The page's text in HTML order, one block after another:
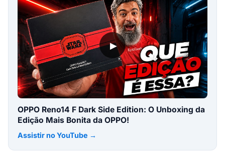
▶
OPPO Reno14 F Dark Side Edition: O Unboxing da
Edição Mais Bonita da OPPO!
Assistir no YouTube →